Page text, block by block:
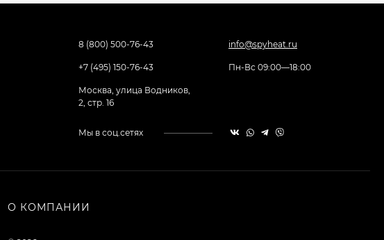
8 (800) 500-76-43
+7 (495) 150-76-43
Москва, улица Водников,
2, стр. 16
info@spyheat.ru
Пн-Вс 09:00—18:00
Мы в соц.сетях
О КОМПАНИИ